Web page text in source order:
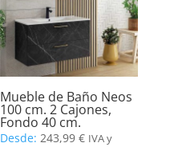
Mueble de Baño Neos
100 cm. 2 Cajones,
Fondo 40 cm.
Desde:243,99€ IVA y